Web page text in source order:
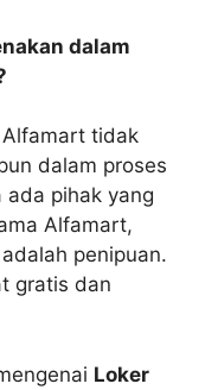
dalam
tidak
dalam proses
ada pihak yang
Alfamart,
penipuan.
gratis dan
Loker